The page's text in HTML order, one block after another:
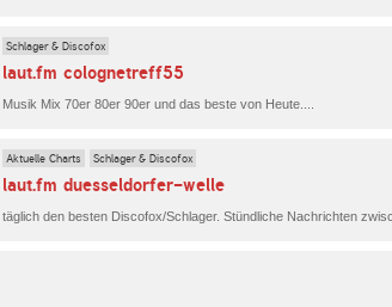
Schlager & Discofox
laut.fm colognetreff55
Musik Mix 70er 80er 90er und das beste von Heute....
Aktuelle Charts Schlager & Discofox
laut.fm duesseldorfer-welle